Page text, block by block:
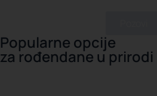
Popularne opcije
za rođendane u prirodi